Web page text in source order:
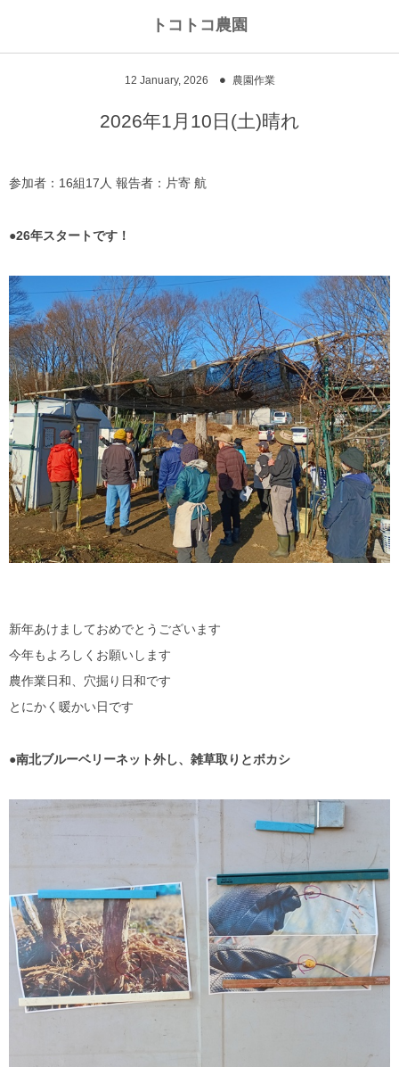
トコトコ農園
12 January, 2026 農園作業
2026年1月10日(土)晴れ
参加者：16組17人 報告者：片寄 航
●26年スタートです！
新年あけましておめでとうございます
今年もよろしくお願いします
農作業日和、穴掘り日和です
とにかく暖かい日です
●南北ブルーベリーネット外し、雑草取りとボカシ